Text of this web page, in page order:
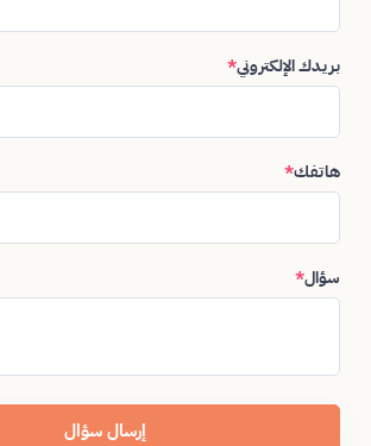
بريدك الإلكتروني*
هاتفك*
سؤال*
إرسال سؤال